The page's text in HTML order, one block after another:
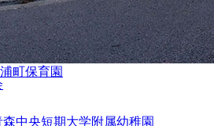
浦町保育園
中央短期大学附属幼稚園